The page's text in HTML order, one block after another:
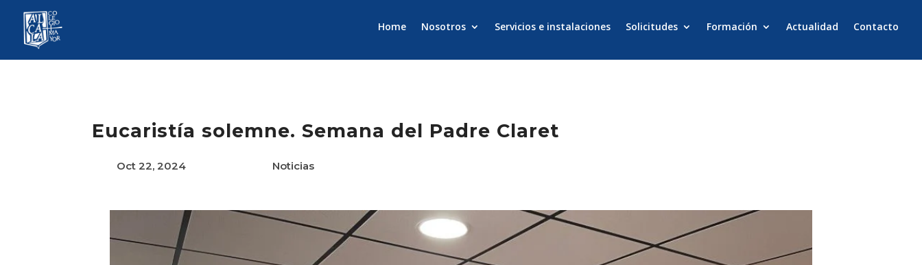
Home Nosotros Servicios e instalaciones Solicitudes Formación Actualidad Contacto
Eucaristía solemne. Semana del Padre Claret
Oct 22, 2024 Noticias